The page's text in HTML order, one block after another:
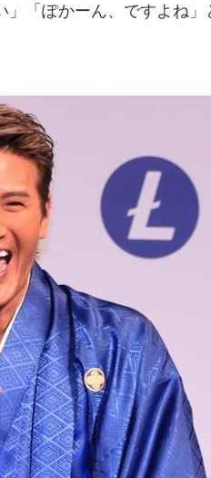
「ぽかーん、ですよね」